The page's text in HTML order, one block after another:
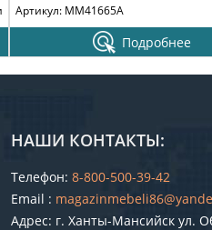
Артикул: MM41665A
Подробнее
НАШИ КОНТАКТЫ:
Телефон: 8-800-500-39-42
Email :
Адрес: г. Ханты-Мансийск ул.